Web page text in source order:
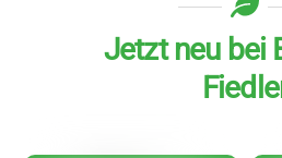
Jetzt neu bei